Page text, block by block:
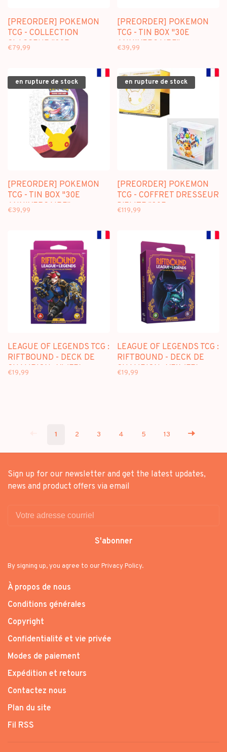
[PREORDER] POKEMON
TCG - COLLECTION
CLASSEUR "30E
€79,99
[PREORDER] POKEMON
TCG - TIN BOX "30E
ANNIVERSAIRE"
€39,99
en rupture de stock
[PREORDER] POKEMON
TCG - TIN BOX "30E
ANNIVERSAIRE"
€39,99
en rupture de stock
[PREORDER] POKEMON
TCG - COFFRET DRESSEUR
D'ELITE "30E
€119,99
LEAGUE OF LEGENDS TCG :
RIFTBOUND - DECK DE
CHAMPION : VI (FR)
€19,99
LEAGUE OF LEGENDS TCG :
RIFTBOUND - DECK DE
CHAMPION : VEX (FR)
€19,99
1 2 3 4 5 13
Sign up for our newsletter and get the latest updates,
news and product offers via email
S'abonner
By signing up, you agree to our Privacy Policy.
À propos de nous
Conditions générales
Copyright
Confidentialité et vie privée
Modes de paiement
Expédition et retours
Contactez nous
Plan du site
Fil RSS